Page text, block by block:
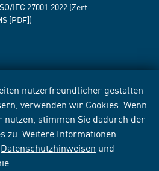
nutzerfreundlicher gestalten
verwenden wir Cookies. Wenn
nutzen, stimmen Sie dadurch der
zu. Weitere Informationen
Datenschutzhinweisen und
IEC 27001:2022 (Zert.-
[PDF])